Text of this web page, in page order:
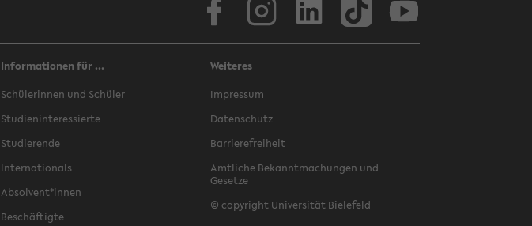
Informationen für ...
Schülerinnen und Schüler
Studieninteressierte
Studierende
Internationals
Absolvent*innen
Beschäftigte
Weiteres
Impressum
Datenschutz
Barrierefreiheit
Amtliche Bekanntmachungen und
Gesetze
© copyright Universität Bielefeld